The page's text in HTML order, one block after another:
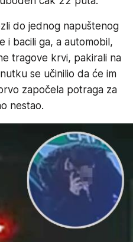
do jednog napuštenog
i bacili ga, a automobil,
tragove krvi, pakirali na
se učinilio da će im
započela potraga za
nestao.